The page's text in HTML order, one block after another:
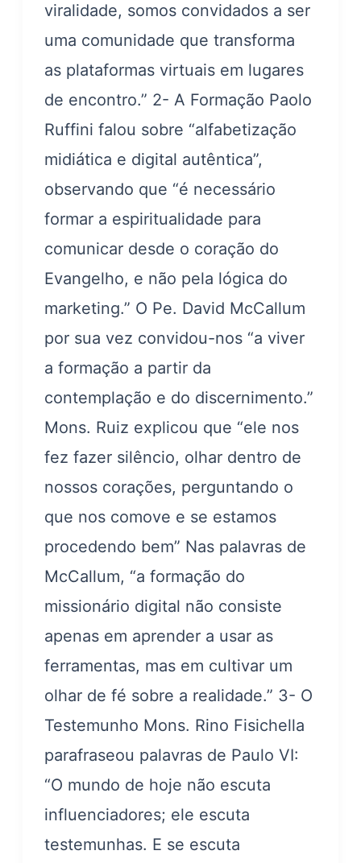
viralidade, somos convidados a ser
uma comunidade que transforma
as plataformas virtuais em lugares
de encontro.” 2- A Formação Paolo
Ruffini falou sobre “alfabetização
midiática e digital autêntica”,
observando que “é necessário
formar a espiritualidade para
comunicar desde o coração do
Evangelho, e não pela lógica do
marketing.” O Pe. David McCallum
por sua vez convidou-nos “a viver
a formação a partir da
contemplação e do discernimento.”
Mons. Ruiz explicou que “ele nos
fez fazer silêncio, olhar dentro de
nossos corações, perguntando o
que nos comove e se estamos
procedendo bem” Nas palavras de
McCallum, “a formação do
missionário digital não consiste
apenas em aprender a usar as
ferramentas, mas em cultivar um
olhar de fé sobre a realidade.” 3- O
Testemunho Mons. Rino Fisichella
parafraseou palavras de Paulo VI:
“O mundo de hoje não escuta
influenciadores; ele escuta
testemunhas. E se escuta